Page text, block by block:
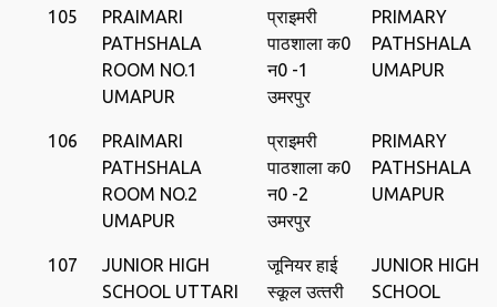
105
PRAIMARI
PATHSHALA
ROOM NO.1
UMAPUR
प्राइमरी
पाठशाला क0
न0 -1
उमरपुर
PRIMARY
PATHSHALA
UMAPUR
106
PRAIMARI
PATHSHALA
ROOM NO.2
UMAPUR
प्राइमरी
पाठशाला क0
न0 -2
उमरपुर
PRIMARY
PATHSHALA
UMAPUR
107
JUNIOR HIGH
SCHOOL UTTARI
जूनियर हाई
स्‍कूल उत्‍तरी
JUNIOR HIGH
SCHOOL